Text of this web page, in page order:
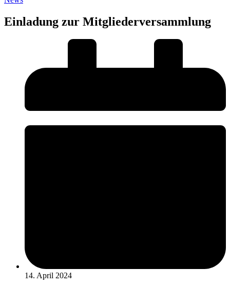
Einladung zur Mitgliederversammlung
14. April 2024